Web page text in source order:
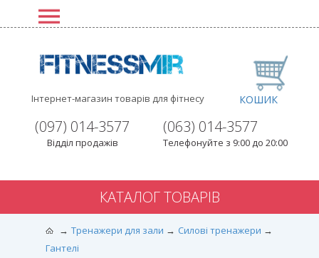
Інтернет-магазин товарів для фітнесу
(063) 014-3577
Телефонуйте з 9:00 до 20:00
(097) 014-3577
Відділ продажів
КОШИК
КАТАЛОГ ТОВАРІВ
Тренажери для зали
Силові тренажери
Гантелі